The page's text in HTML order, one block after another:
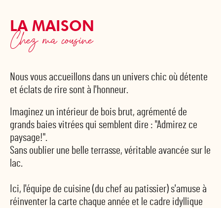
LA MAISON
Chez ma cousine
Nous vous accueillons dans un univers chic où détente
et éclats de rire sont à l'honneur.
Imaginez un intérieur de bois brut, agrémenté de
grands baies vitrées qui semblent dire : "Admirez ce
paysage!".
Sans oublier une belle terrasse, véritable avancée sur le
lac.
Ici, l'équipe de cuisine (du chef au patissier) s'amuse à
réinventer la carte chaque année et le cadre idyllique